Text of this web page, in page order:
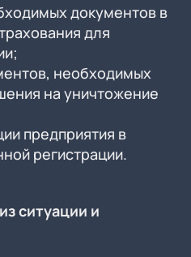
документов в
для
необходимых
на уничтожение
предприятия в
регистрации.
ситуации и